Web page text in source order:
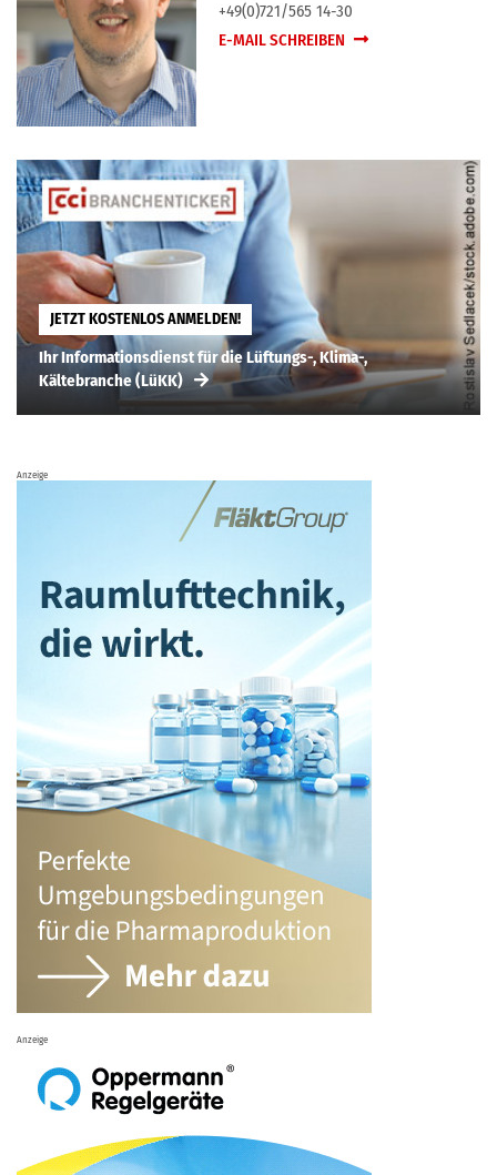
+49(0)721/565 14-30
E-MAIL SCHREIBEN
JETZT KOSTENLOS ANMELDEN!
Ihr Informationsdienst für die Lüftungs-, Klima-,
Kältebranche (LüKK)
Anzeige
Anzeige